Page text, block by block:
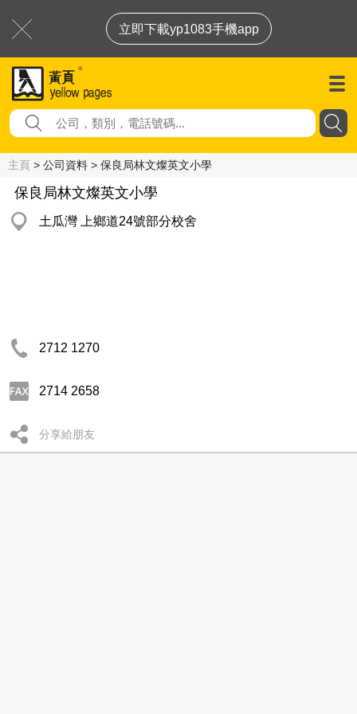
立即下載yp1083手機app
主頁 > 公司資料 > 保良局林文燦英文小學
保良局林文燦英文小學
土瓜灣 上鄉道24號部分校舍
2712 1270
2714 2658
分享給朋友